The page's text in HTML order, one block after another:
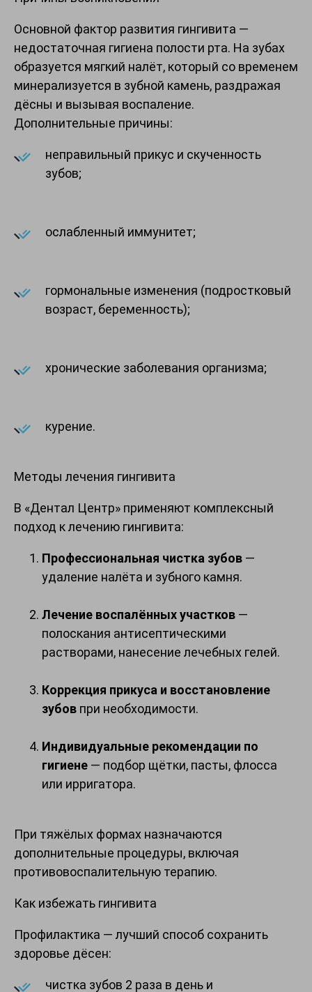
Основной фактор развития гингивита —
недостаточная гигиена полости рта. На зубах
образуется мягкий налёт, который со временем
минерализуется в зубной камень, раздражая
дёсны и вызывая воспаление.
Дополнительные причины:
неправильный прикус и скученность
зубов;
ослабленный иммунитет;
гормональные изменения (подростковый
возраст, беременность);
хронические заболевания организма;
курение.
Методы лечения гингивита
В «Дентал Центр» применяют комплексный
подход к лечению гингивита:
Профессиональная чистка зубов —
удаление налёта и зубного камня.
Лечение воспалённых участков —
полоскания антисептическими
растворами, нанесение лечебных гелей.
Коррекция прикуса и восстановление
зубов при необходимости.
Индивидуальные рекомендации по
гигиене — подбор щётки, пасты, флосса
или ирригатора.
При тяжёлых формах назначаются
дополнительные процедуры, включая
противовоспалительную терапию.
Как избежать гингивита
Профилактика — лучший способ сохранить
здоровье дёсен:
чистка зубов 2 раза в день и